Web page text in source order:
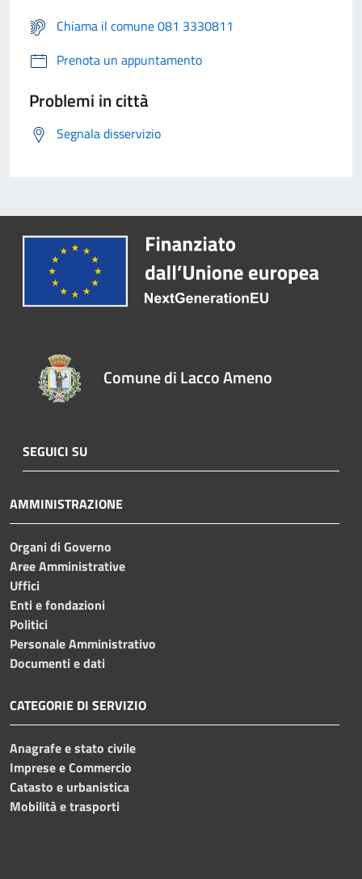
Chiama il comune 081 3330811
Prenota un appuntamento
Problemi in città
Segnala disservizio
Comune di Lacco Ameno
SEGUICI SU
AMMINISTRAZIONE
Organi di Governo
Aree Amministrative
Uffici
Enti e fondazioni
Politici
Personale Amministrativo
Documenti e dati
CATEGORIE DI SERVIZIO
Anagrafe e stato civile
Imprese e Commercio
Catasto e urbanistica
Mobilità e trasporti